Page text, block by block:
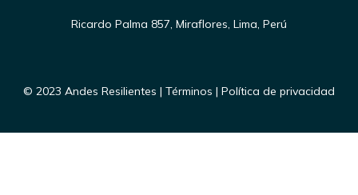
Ricardo Palma 857, Miraflores, Lima, Perú
© 2023 Andes Resilientes | Términos | Política de privacidad